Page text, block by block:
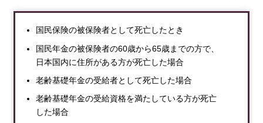
国民保険の被保険者として死亡したとき
国民年金の被保険者の60歳から65歳までの方で、
日本国内に住所がある方が死亡した場合
老齢基礎年金の受給者として死亡した場合
老齢基礎年金の受給資格を満たしている方が死亡
した場合